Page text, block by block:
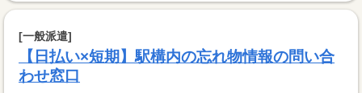
[一般派遣]
【日払い×短期】駅構内の忘れ物情報の問い合
わせ窓口